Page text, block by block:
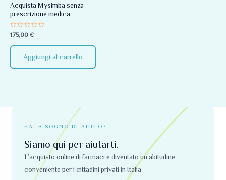
Acquista Mysimba senza
prescrizione medica
Valutato
0
su
5
175,00 €
Aggiungi al carrello
HAI BISOGNO DI AIUTO?
Siamo qui per aiutarti.
L’acquisto online di farmaci è diventato un’abitudine
conveniente per i cittadini privati ​​in Italia